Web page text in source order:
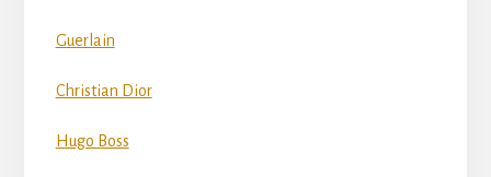
Guerlain
Christian Dior
Hugo Boss